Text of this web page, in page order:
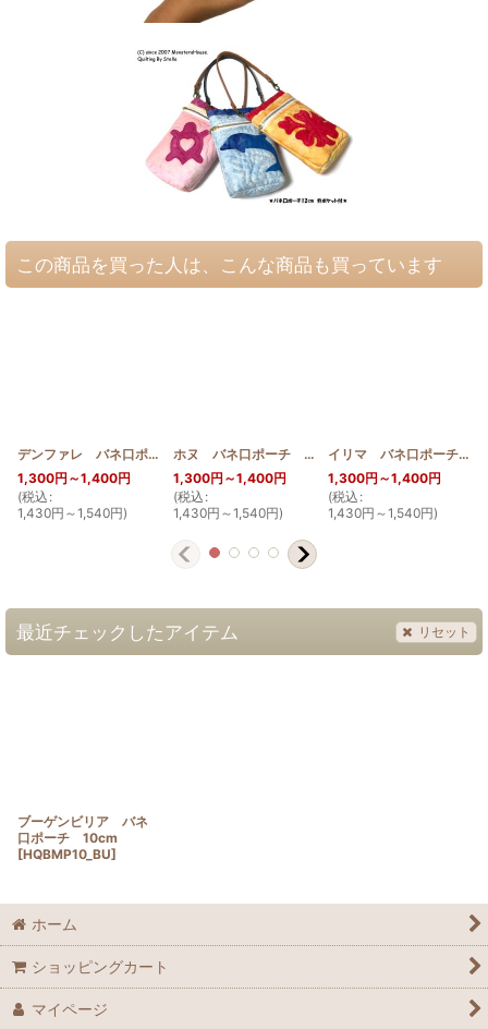
この商品を買った人は、こんな商品も買っています
デンファレ バネ口ポーチ 10cm [HQBMP10_DEN ]
1,300円 ～1,400円
(税込 :
1,430円 ～1,540円)
ホヌ バネ口ポーチ 10cm [HQBMP10_HONU]
1,300円 ～1,400円
(税込 :
1,430円 ～1,540円)
イリマ バネ口ポーチ 10cm
1,300円 ～1,400円
(税込 :
1,430円 ～1,540円)
最近チェックしたアイテム リセット
ブーゲンビリア バネ
口ポーチ 10cm
[HQBMP10_BU]
ホーム
ショッピングカート
マイページ